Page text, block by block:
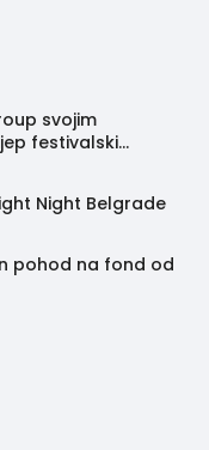
svojim
festivalski
Night Belgrade
pohod na fond od